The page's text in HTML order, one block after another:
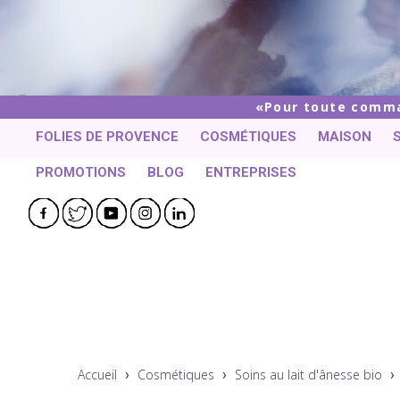
Pour toute
FOLIES DE PROVENCE COSMÉTIQUES MAISON
PROMOTIONS BLOG ENTREPRISES
Facebook
TwitterYouTubeInstagram
Accueil Cosmétiques Soins au lait d'ânesse bio